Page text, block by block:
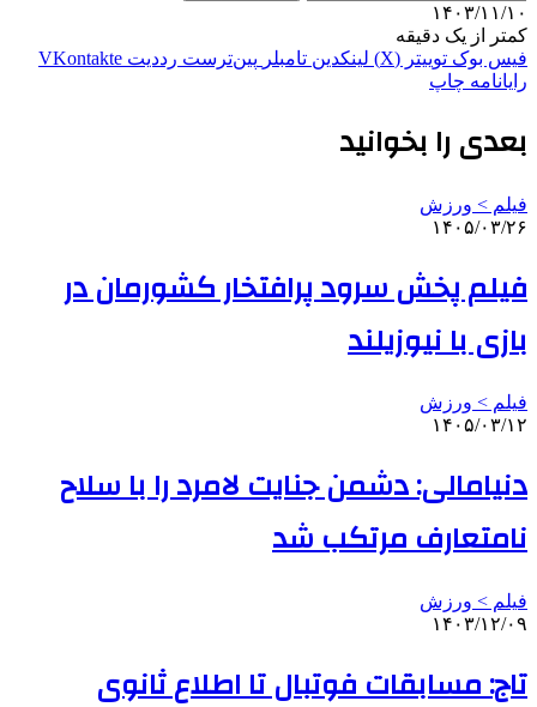
۱۴۰۳/۱۱/۱۰
کمتر از یک دقیقه
فیس بوک توییتر (X) لینکدین ‫تامبلر ‫پین‌ترست ‫رددیت ‫VKontakte
رایانامه چاپ
بعدی را بخوانید
فیلم > ورزش
۱۴۰۵/۰۳/۲۶
فیلم پخش سرود پرافتخار کشورمان در
بازی با نیوزیلند
فیلم > ورزش
۱۴۰۵/۰۳/۱۲
دنیامالی: دشمن جنایت لامرد را با سلاح
نامتعارف مرتکب شد
فیلم > ورزش
۱۴۰۳/۱۲/۰۹
تاج: مسابقات فوتبال تا اطلاع ثانوی